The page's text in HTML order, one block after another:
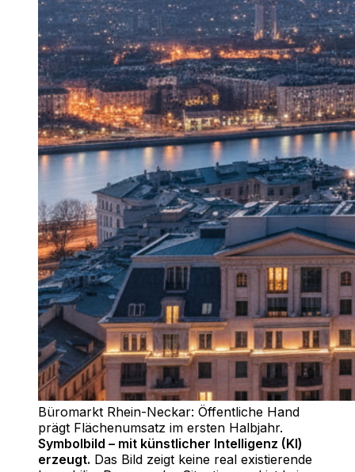
Büromarkt Rhein-Neckar: Öffentliche Hand
prägt Flächenumsatz im ersten Halbjahr.
Symbolbild – mit künstlicher Intelligenz (KI)
erzeugt. Das Bild zeigt keine real existierende